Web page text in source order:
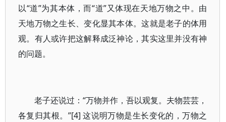
以“道”为其本体，而“道”又体现在天地万物之中。由
天地万物之生长、变化显其本体。这就是老子的体用
观。有人或许把这解释成泛神论，其实这里并没有神
的问题。
老子还说过：“万物并作，吾以观复。夫物芸芸，
各复归其根。”[4] 这说明万物是生长变化的，万物之